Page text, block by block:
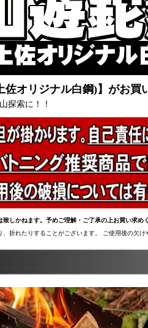
オリジナル白鋼)】がお買
探索に！！
しかねます。予めご理解・ご了承の上お買い求めく
折れたりすることがございます。 ご使用後の欠